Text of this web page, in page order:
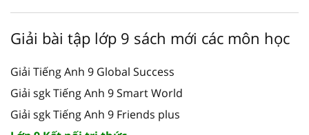
Giải bài tập lớp 9 sách mới các môn học
Giải Tiếng Anh 9 Global Success
Giải sgk Tiếng Anh 9 Smart World
Giải sgk Tiếng Anh 9 Friends plus